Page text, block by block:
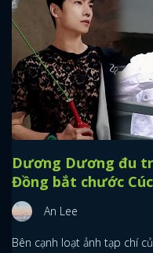
Dương Dương đu
Đồng bắt chước
An Lee
Bên cạnh loạt ảnh tạp chí